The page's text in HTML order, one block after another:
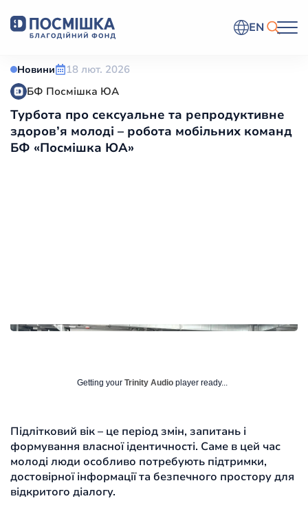
EN
Новини
18 лют. 2026
БФ Посмішка ЮА
Турбота про сексуальне та репродуктивне
здоров’я молоді – робота мобільних команд
БФ «Посмішка ЮА»
Getting your Trinity Audio player ready...
Підлітковий вік – це період змін, запитань і
формування власної ідентичності. Саме в цей час
молоді люди особливо потребують підтримки,
достовірної інформації та безпечного простору для
відкритого діалогу.